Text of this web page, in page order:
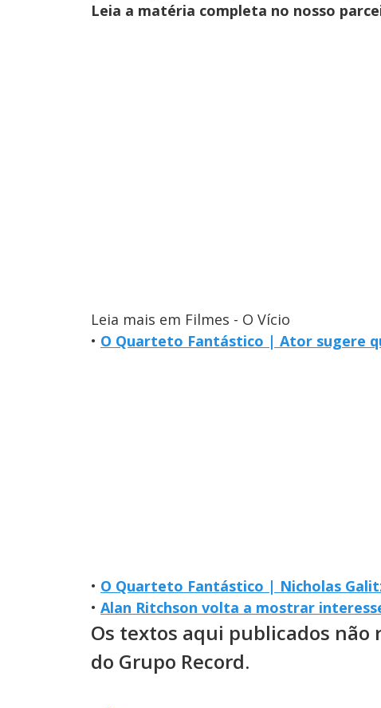
Leia a matéria completa no nosso
Leia mais em Filmes - O Vício
• O Quarteto Fantástico | Ator sugere
• O Quarteto Fantástico | Nicholas
• Alan Ritchson volta a mostrar
Os textos aqui publicados
do Grupo Record.